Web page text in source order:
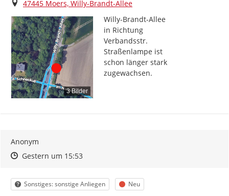
Ort
47445 Moers, Willy-Brandt-Allee
3 Bilder
Willy-Brandt-Allee
in Richtung
Verbandsstr.
Straßenlampe ist
schon länger stark
zugewachsen.
Anonym
Zeitpunkt des Erstellens
Zeitpunkt des Erstellens
Gestern um 15:53Zur Äußerung
Kategorie
Sonstiges: sonstige Anliegen Status
Neu